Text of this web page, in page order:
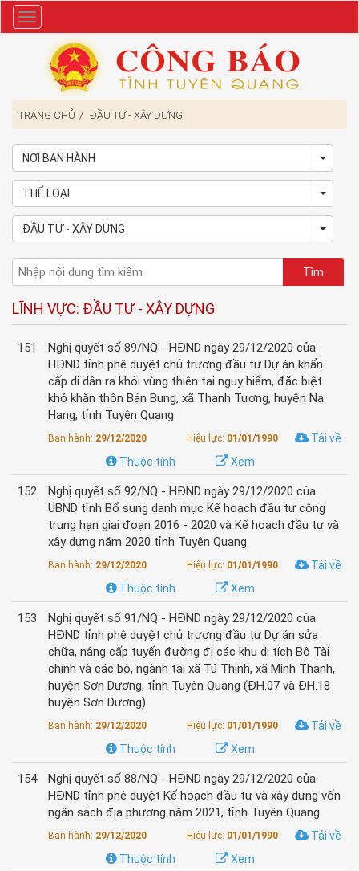
Danh
mục
TRANG CHỦ ĐẦU TƯ - XÂY DỰNG
NƠI BAN HÀNH
THỂ LOẠI
ĐẦU TƯ - XÂY DỰNG
LĨNH VỰC: ĐẦU TƯ - XÂY DỰNG
151
Nghị quyết số 89/NQ - HĐND ngày 29/12/2020 của
HĐND tỉnh phê duyệt chủ trương đầu tư Dự án khẩn
cấp di dân ra khỏi vùng thiên tai nguy hiểm, đặc biệt
khó khăn thôn Bản Bung, xã Thanh Tương, huyện Na
Hang, tỉnh Tuyên Quang
Ban hành: 29/12/2020 Hiệu lực: 01/01/1990
Tải về
Xem
Thuộc tính
152
Nghị quyết số 92/NQ - HĐND ngày 29/12/2020 của
UBND tỉnh Bổ sung danh mục Kế hoạch đầu tư công
trung hạn giai đoạn 2016 - 2020 và Kế hoạch đầu tư và
xây dựng năm 2020 tỉnh Tuyên Quang
Ban hành: 29/12/2020 Hiệu lực: 01/01/1990
Tải về
Xem
Thuộc tính
153
Nghị quyết số 91/NQ - HĐND ngày 29/12/2020 của
HĐND tỉnh phê duyệt chủ trương đầu tư Dự án sửa
chữa, nâng cấp tuyến đường đi các khu di tích Bộ Tài
chính và các bộ, ngành tại xã Tú Thịnh, xã Minh Thanh,
huyện Sơn Dương, tỉnh Tuyên Quang (ĐH.07 và ĐH.18
huyện Sơn Dương)
Ban hành: 29/12/2020 Hiệu lực: 01/01/1990
Tải về
Xem
Thuộc tính
154
Nghị quyết số 88/NQ - HĐND ngày 29/12/2020 của
HĐND tỉnh phê duyệt Kế hoạch đầu tư và xây dựng vốn
ngân sách địa phương năm 2021, tỉnh Tuyên Quang
Ban hành: 29/12/2020 Hiệu lực: 01/01/1990
Tải về
Xem
Thuộc tính